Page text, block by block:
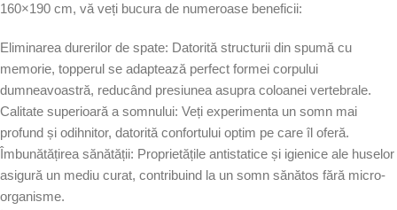
160×190 cm, vă veți bucura de numeroase beneficii:
Eliminarea durerilor de spate: Datorită structurii din spumă cu
memorie, topperul se adaptează perfect formei corpului
dumneavoastră, reducând presiunea asupra coloanei vertebrale.
Calitate superioară a somnului: Veți experimenta un somn mai
profund și odihnitor, datorită confortului optim pe care îl oferă.
Îmbunătățirea sănătății: Proprietățile antistatice și igienice ale huselor
asigură un mediu curat, contribuind la un somn sănătos fără micro-
organisme.